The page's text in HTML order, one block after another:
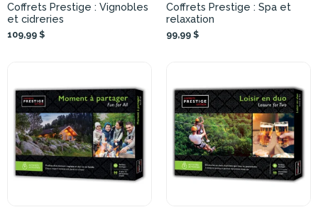
Coffrets Prestige : Vignobles
et cidreries
109,99 $
Coffrets Prestige : Spa et
relaxation
99,99 $